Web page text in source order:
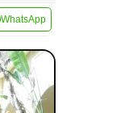
WhatsApp